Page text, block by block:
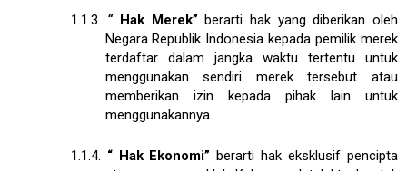
1.1.3. “ Hak Merek” berarti hak yang diberikan oleh
Negara Republik Indonesia kepada pemilik merek
terdaftar dalam jangka waktu tertentu untuk
menggunakan sendiri merek tersebut atau
memberikan izin kepada pihak lain untuk
menggunakannya.
1.1.4. “ Hak Ekonomi” berarti hak eksklusif pencipta